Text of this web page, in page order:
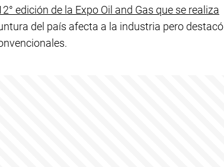
edición de la Expo Oil and Gas que se realiza
del país afecta a la industria pero destacó